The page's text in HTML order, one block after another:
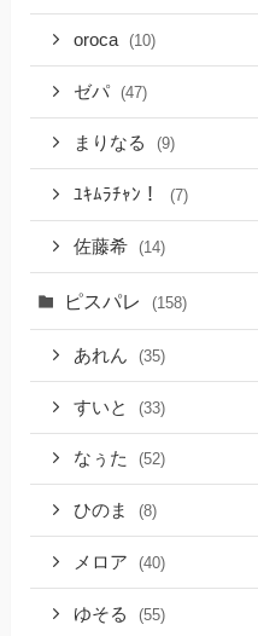
oroca (10)
ゼパ (47)
まりなる (9)
ﾕｷﾑﾗﾁｬﾝ！ (7)
佐藤希 (14)
ピスパレ (158)
あれん (35)
すいと (33)
なぅた (52)
ひのま (8)
メロア (40)
ゆそる (55)